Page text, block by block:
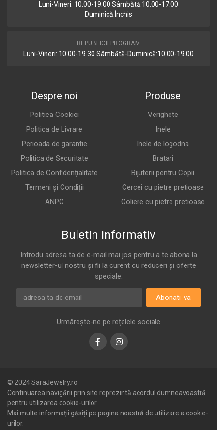
Luni-Vineri: 10.00-19.00 Sâmbătă:10.00-17.00
Duminică:Închis
REPUBLICII PROGRAM
Luni-Vineri: 10.00-19.30 Sâmbătă-Duminică:10.00-19.00
Despre noi
Politica Cookiei
Politica de Livrare
Perioada de garantie
Politica de Securitate
Politica de Confidențialitate
Termeni și Condiții
ANPC
Produse
Verighete
Inele
Inele de logodna
Bratari
Bijuterii pentru Copii
Cercei cu pietre pretioase
Coliere cu pietre pretioase
Buletin informativ
Introdu adresa ta de e-mail mai jos pentru a te abona la
newsletter-ul nostru și fii la curent cu reduceri și oferte
speciale.
Abonati-va
Urmărește-ne pe rețelele sociale
FacebookInstagram
© 2024 SaraJewelry.ro
Continuarea navigării prin site reprezintă acordul dumneavoastră
pentru utilizarea cookie-urilor.
Mai multe informații găsiți pe pagina noastră de utilizare a cookie-
urilor.